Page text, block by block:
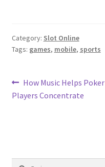
Category: Slot Online
Tags: games, mobile, sports
Navigasi
pos
Previous
post:
How Music Helps Poker
Players Concentrate
Cari